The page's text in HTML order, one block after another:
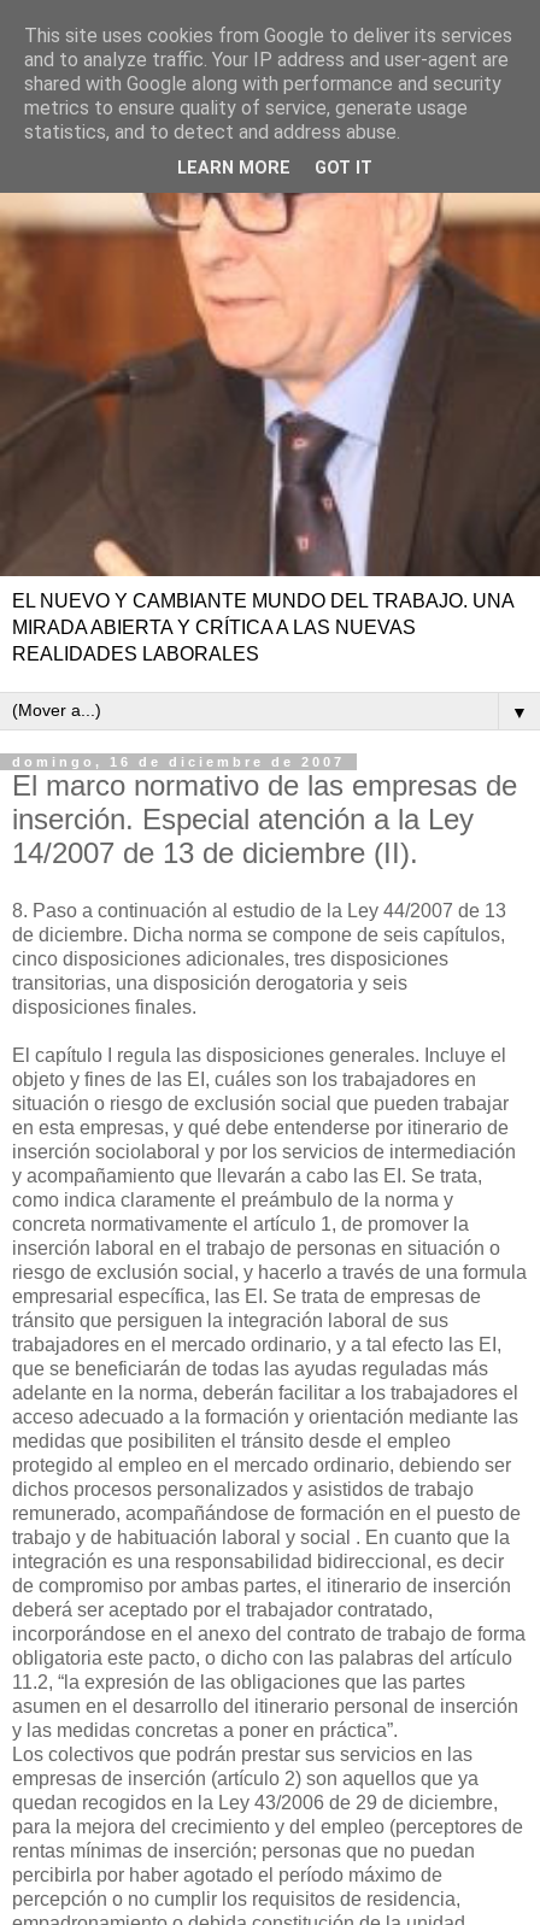
EL NUEVO Y CAMBIANTE MUNDO DEL TRABAJO. UNA
MIRADA ABIERTA Y CRÍTICA A LAS NUEVAS
REALIDADES LABORALES
▼
domingo, 16 de diciembre de 2007
El marco normativo de las empresas de
inserción. Especial atención a la Ley
14/2007 de 13 de diciembre (II).
8. Paso a continuación al estudio de la Ley 44/2007 de 13
de diciembre. Dicha norma se compone de seis capítulos,
cinco disposiciones adicionales, tres disposiciones
transitorias, una disposición derogatoria y seis
disposiciones finales.
El capítulo I regula las disposiciones generales. Incluye el
objeto y fines de las EI, cuáles son los trabajadores en
situación o riesgo de exclusión social que pueden trabajar
en esta empresas, y qué debe entenderse por itinerario de
inserción sociolaboral y por los servicios de intermediación
y acompañamiento que llevarán a cabo las EI. Se trata,
como indica claramente el preámbulo de la norma y
concreta normativamente el artículo 1, de promover la
inserción laboral en el trabajo de personas en situación o
riesgo de exclusión social, y hacerlo a través de una formula
empresarial específica, las EI. Se trata de empresas de
tránsito que persiguen la integración laboral de sus
trabajadores en el mercado ordinario, y a tal efecto las EI,
que se beneficiarán de todas las ayudas reguladas más
adelante en la norma, deberán facilitar a los trabajadores el
acceso adecuado a la formación y orientación mediante las
medidas que posibiliten el tránsito desde el empleo
protegido al empleo en el mercado ordinario, debiendo ser
dichos procesos personalizados y asistidos de trabajo
remunerado, acompañándose de formación en el puesto de
trabajo y de habituación laboral y social . En cuanto que la
integración es una responsabilidad bidireccional, es decir
de compromiso por ambas partes, el itinerario de inserción
deberá ser aceptado por el trabajador contratado,
incorporándose en el anexo del contrato de trabajo de forma
obligatoria este pacto, o dicho con las palabras del artículo
11.2, “la expresión de las obligaciones que las partes
asumen en el desarrollo del itinerario personal de inserción
y las medidas concretas a poner en práctica”.
Los colectivos que podrán prestar sus servicios en las
empresas de inserción (artículo 2) son aquellos que ya
quedan recogidos en la Ley 43/2006 de 29 de diciembre,
para la mejora del crecimiento y del empleo (perceptores de
rentas mínimas de inserción; personas que no puedan
percibirla por haber agotado el período máximo de
percepción o no cumplir los requisitos de residencia,
This site uses cookies from Google to deliver its services
and to analyze traffic. Your IP address and user-agent are
shared with Google along with performance and security
metrics to ensure quality of service, generate usage
statistics, and to detect and address abuse.
LEARN MORE GOT IT